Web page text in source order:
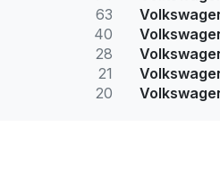
63
40
28
21
20